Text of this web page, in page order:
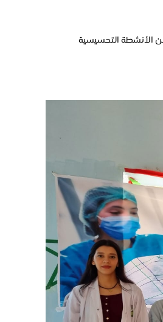
2025، التي تشمل برنامجا مكثفا من الأنشطة التحسيسية